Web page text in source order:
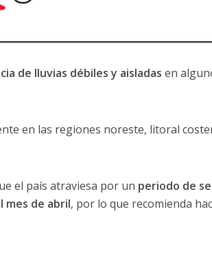
de lluvias débiles y aisladas en
en las regiones noreste, litoral
el país atraviesa por un periodo de
mes de abril, por lo que recomienda